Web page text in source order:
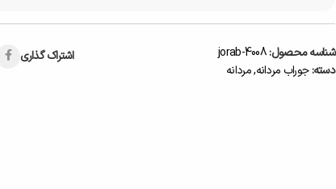
شناسه محصول:jorab-4008
دسته:جوراب مردانه,مردانه
اشتراک گذاری